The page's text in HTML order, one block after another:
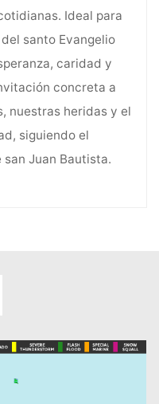
Ideal para
santo Evangelio
caridad y
concreta a
nuestras heridas y el
siguiendo el
Juan Bautista.